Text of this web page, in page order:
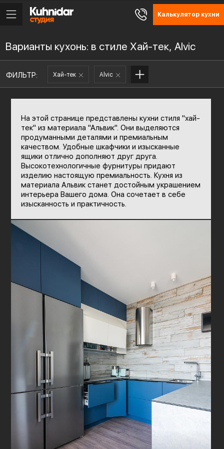
Калькулятор кухни
Варианты кухонь: в стиле Хай-тек, Alvic
ФИЛЬТР: Хай-тек Alvic
На этой странице представлены кухни стиля "хай-
тек" из материала "Альвик". Они выделяются
продуманными деталями и премиальным
качеством. Удобные шкафчики и изысканные
ящики отлично дополняют друг друга.
Высокотехнологичные фурнитуры придают
изделию настоящую премиальность. Кухня из
материала Альвик станет достойным украшением
интерьера Вашего дома. Она сочетает в себе
изысканность и практичность.